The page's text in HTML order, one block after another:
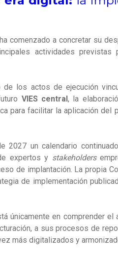
comenzado a concretar su
actividades previstas
los actos de ejecución
VIES central, la
para facilitar la aplicación del
un calendario
expertos y stakeholders
de implantación. La propia
de implementación
únicamente en comprender el
a sus procesos de
más digitalizados y